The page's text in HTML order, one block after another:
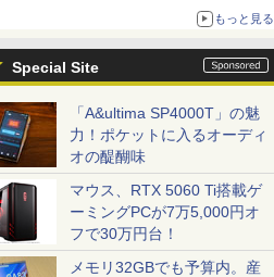
ュアが展示【ホビーメーカー合同展示会】
もっと見る
Special Site
「A&ultima SP4000T」の魅
力！ポケットに入るオーディ
オの醍醐味
マウス、RTX 5060 Ti搭載ゲ
ーミングPCが7万5,000円オ
フで30万円台！
メモリ32GBでも予算内。産